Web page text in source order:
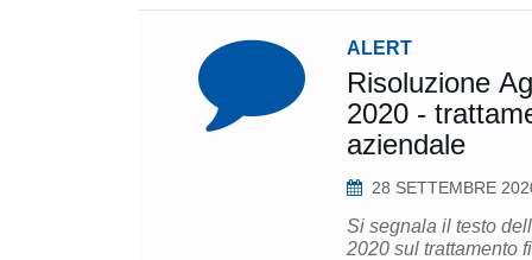
ALERT
Risoluzione
2020 -
aziendale
28 SETTEMBRE
Si segnala il testo
2020 sul trattamento